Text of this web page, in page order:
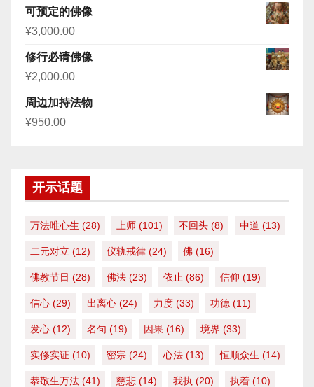
评分5.00
&sol; 5
可预定的佛像
¥3,000.00
修行必请佛像
¥2,000.00
周边加持法物
¥950.00
开示话题
万法唯心生 (28) 上师 (101) 不回头 (8) 中道 (13)
二元对立 (12) 仪轨戒律 (24) 佛 (16)
佛教节日 (28) 佛法 (23) 依止 (86) 信仰 (19)
信心 (29) 出离心 (24) 力度 (33) 功德 (11)
发心 (12) 名句 (19) 因果 (16) 境界 (33)
实修实证 (10) 密宗 (24) 心法 (13) 恒顺众生 (14)
恭敬生万法 (41) 慈悲 (14) 我执 (20) 执着 (10)